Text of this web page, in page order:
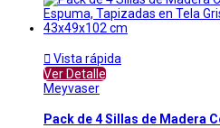
 Vista rápida
Ver Detalle
Meyvaser
Pack de 4 Sillas de Madera